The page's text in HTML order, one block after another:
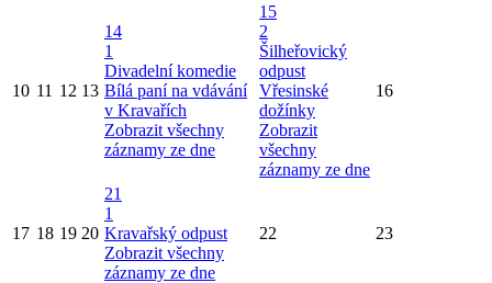
10 11 12 13
14
1
Divadelní komedie
Bílá paní na vdávání
v Kravařích
Zobrazit všechny
záznamy ze dne
15
2
Šilheřovický
odpust
Vřesinské
dožínky
Zobrazit
všechny
záznamy ze dne
16
17 18 19 20
21
1
Kravařský odpust
Zobrazit všechny
záznamy ze dne
22 23